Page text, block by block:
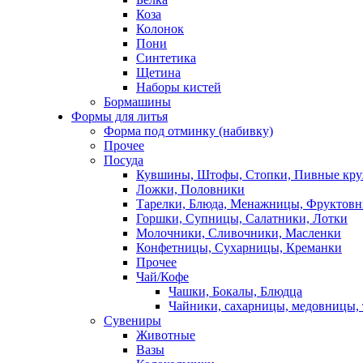
Коза
Колонок
Пони
Синтетика
Щетина
Наборы кистей
Бормашины
Формы для литья
Форма под отминку (набивку)
Прочее
Посуда
Кувшины, Штофы, Стопки, Пивные
Ложки, Половники
Тарелки, Блюда, Менажницы,
Горшки, Супницы, Салатники, Лотки
Молочники, Сливочники, Масленки
Конфетницы, Сухарницы, Креманки
Прочее
Чай/Кофе
Чашки, Бокалы, Блюдца
Чайники, сахарницы, медовницы,
Сувениры
Животные
Вазы